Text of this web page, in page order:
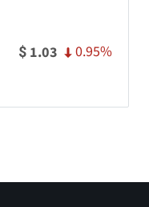
$ 1.03 0.95%